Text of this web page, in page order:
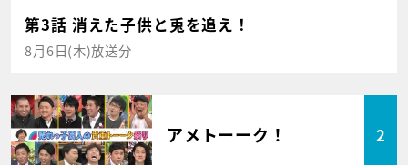
第3話 消えた子供と兎を追え！
8月6日(木)放送分
アメトーーク！ 2